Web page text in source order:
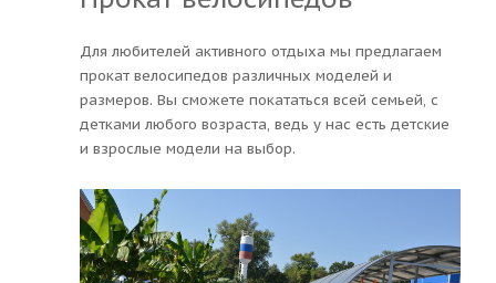
Для любителей активного отдыха мы предлагаем
прокат велосипедов различных моделей и
размеров. Вы сможете покататься всей семьей, с
детками любого возраста, ведь у нас есть детские
и взрослые модели на выбор.